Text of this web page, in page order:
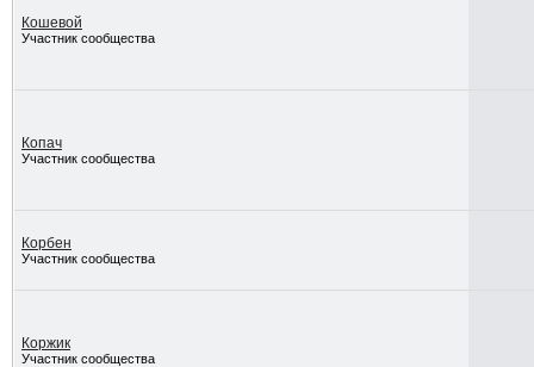
Кошевой
Участник сообщества
Копач
Участник сообщества
Корбен
Участник сообщества
Коржик
Участник сообщества